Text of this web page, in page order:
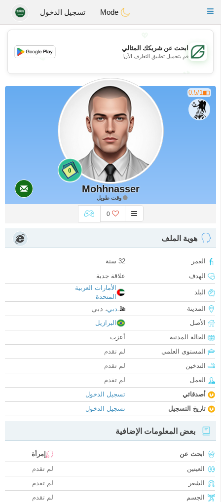
GulfDating
Toggle
تسجيل الدخول
💖
💕
💕
ابحث عن شريكك المثالي
قم بتحميل تطبيق التعارف الآن!
0.5/1
0
Mohhnasser
وقت طويل
0
هوية الملف
العمر
32 سنة
الهدف
علاقة جدية
البلد
الأمارات العربية
المتحدة
المدينة
دبي، دبي
الأصل
البرازيل
الحالة المدنية
أعزب
المستوى العلمي
لم تقدم
التدخين
لم تقدم
العمل
لم تقدم
أصدقائي
تسجيل الدخول
تاريخ التسجيل
تسجيل الدخول
بعض المعلومات الإضافية
ابحث عن
إمرأة
العينين
لم تقدم
الشعر
لم تقدم
الجسم
لم تقدم